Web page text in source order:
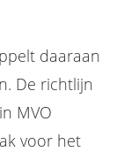
daaraan
De richtlijn
MVO
voor het